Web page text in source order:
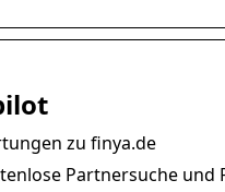
zu finya.de
Partnersuche